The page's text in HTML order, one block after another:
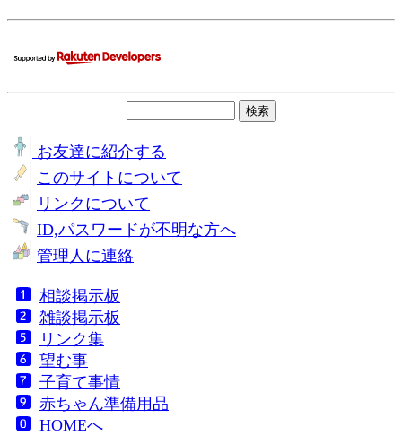
お友達に紹介する
このサイトについて
リンクについて
ID,パスワードが不明な方へ
管理人に連絡
相談掲示板
雑談掲示板
リンク集
望む事
子育て事情
赤ちゃん準備用品
HOMEへ